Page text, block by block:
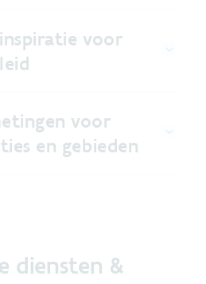
voor
voor
en gebieden
diensten &